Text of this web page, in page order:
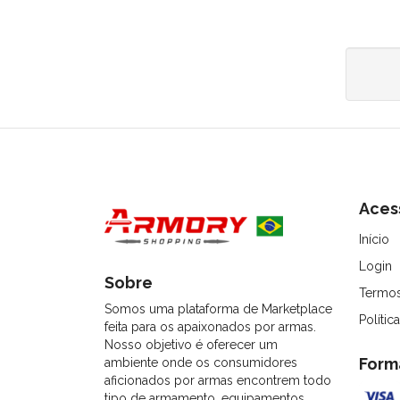
Sobre
Somos uma plataforma de Marketplace
feita para os apaixonados por armas.
Nosso objetivo é oferecer um
ambiente onde os consumidores
aficionados por armas encontrem todo
Início
Login